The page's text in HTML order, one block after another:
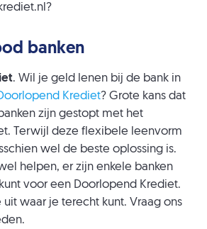
banken
. Wil je geld lenen bij de bank in
Krediet? Grote kans dat
zijn gestopt met het
Terwijl deze flexibele leenvorm
wel de beste oplossing is.
helpen, er zijn enkele banken
voor een Doorlopend Krediet.
waar je terecht kunt. Vraag ons